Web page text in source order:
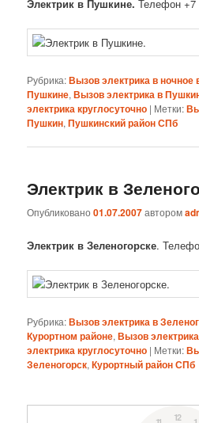
Электрик в Пушкине. Телефон +7
Рубрика:Вызов электрика в ночное
Пушкине,Вызов электрика в
электрика круглосуточно | Метки:
Пушкин,Пушкинский район СПб
Электрик в
Опубликовано01.07.2007автором
Электрик в Зеленогорске.
Рубрика:Вызов электрика в
Курортном районе,Вызов
электрика круглосуточно | Метки:
Зеленогорск,Курортный район СПб